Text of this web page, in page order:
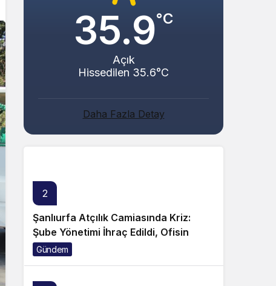
35.9°C
Açık
Hissedilen 35.6°C
Daha Fazla Detay
Abacı ve Abul Ailelerinin Mutlu Günü!
2
Şanlıurfa Atçılık Camiasında Kriz:
Şube Yönetimi İhraç Edildi, Ofisin
Taşınmasına Tepki Büyüyor!
Gündem